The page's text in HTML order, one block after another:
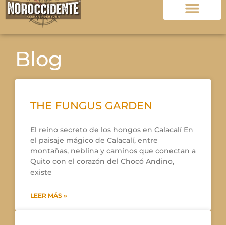
Blog
THE FUNGUS GARDEN
El reino secreto de los hongos en Calacalí En
el paisaje mágico de Calacalí, entre
montañas, neblina y caminos que conectan a
Quito con el corazón del Chocó Andino,
existe
LEER MÁS »